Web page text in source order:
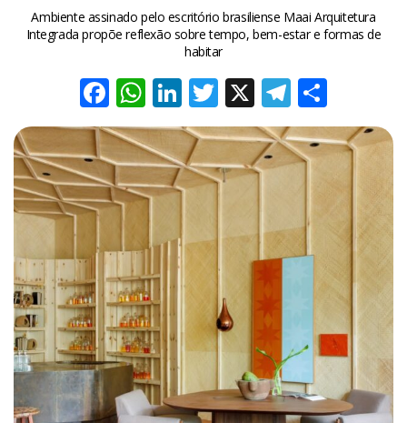
Ambiente assinado pelo escritório brasiliense Maai Arquitetura
Integrada propõe reflexão sobre tempo, bem-estar e formas de
habitar
Facebook
WhatsApp
LinkedIn
Twitter
X